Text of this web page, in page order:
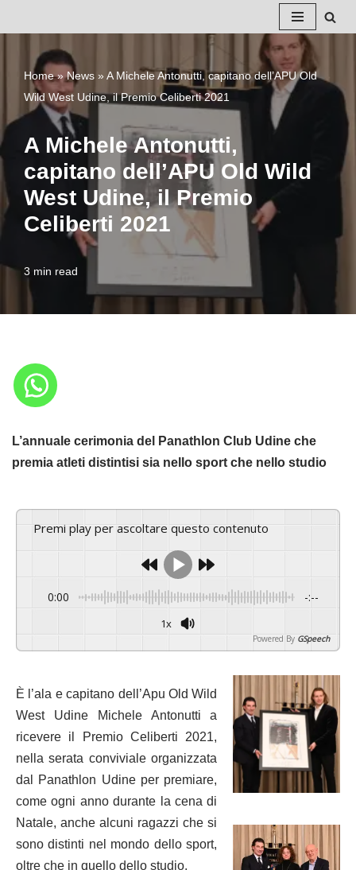
contenuto
Home»News » A Michele Antonutti, capitano dell’APU Old
Wild West Udine, il Premio Celiberti 2021
A Michele Antonutti,
capitano dell’APU Old Wild
West Udine, il Premio
Celiberti 2021
3 min read
L’annuale cerimonia del Panathlon Club Udine che
premia atleti distintisi sia nello sport che nello studio
Premi play per ascoltare questo contenuto
0:00 -:--
1x
Powered By GSpeech
È l’ala e capitano dell’Apu Old Wild
West Udine Michele Antonutti a
ricevere il Premio Celiberti 2021,
nella serata conviviale organizzata
dal Panathlon Udine per premiare,
come ogni anno durante la cena di
Natale, anche alcuni ragazzi che si
sono distinti nel mondo dello sport,
oltre che in quello dello studio.